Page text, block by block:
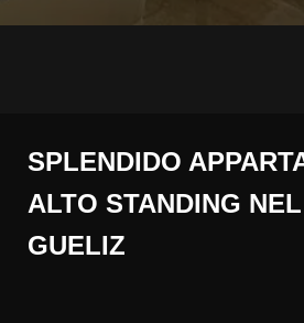
SPLENDIDO
ALTO STANDING
GUELIZ